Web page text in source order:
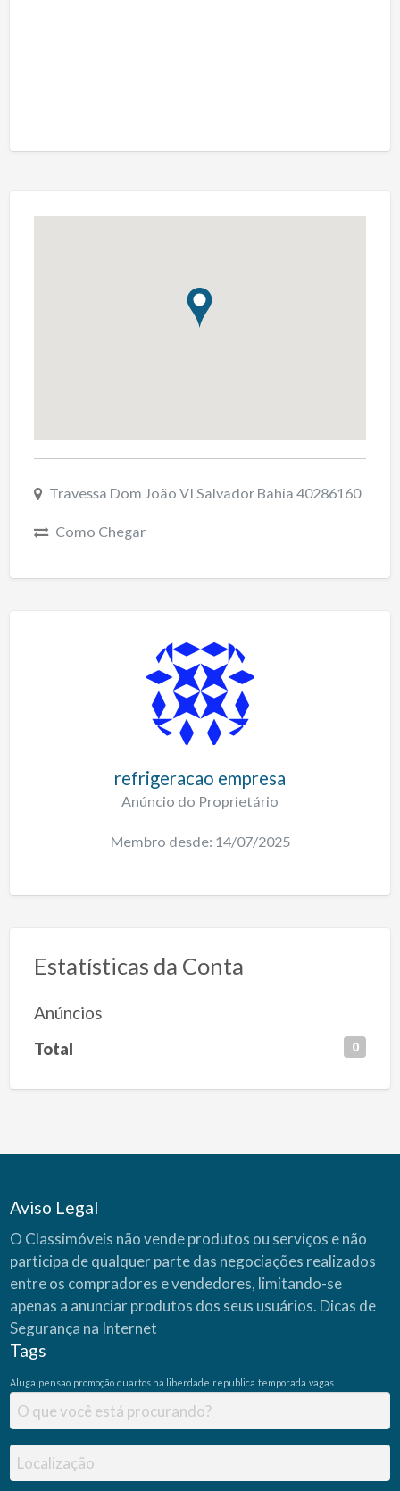
Travessa Dom João VI Salvador Bahia 40286160
Como Chegar
refrigeracao empresa
Anúncio do Proprietário
Membro desde: 14/07/2025
Estatísticas da Conta
Anúncios
Total 0
Aviso Legal
O Classimóveis não vende produtos ou serviços e não
participa de qualquer parte das negociações realizados
entre os compradores e vendedores, limitando-se
apenas a anunciar produtos dos seus usuários. Dicas de
Segurança na Internet
Tags
Aluga pensao promoção quartos na liberdade republica temporada vagas